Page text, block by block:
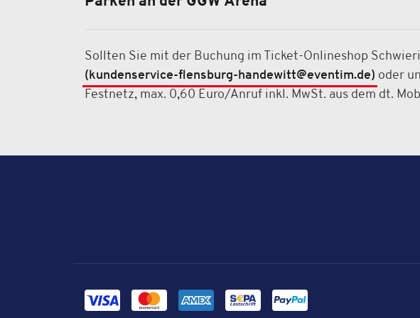
Sollten Sie mit der Buchung im Ticket-Onlineshop
(kundenservice-flensburg-handewitt@eventim.de) oder
Festnetz, max. 0,60 Euro/Anruf inkl. MwSt. aus dem dt.